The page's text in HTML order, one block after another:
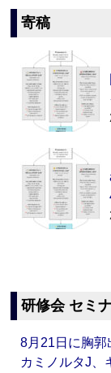
寄稿
研修会 セミ
8月21日に胸
カミノルタJ、